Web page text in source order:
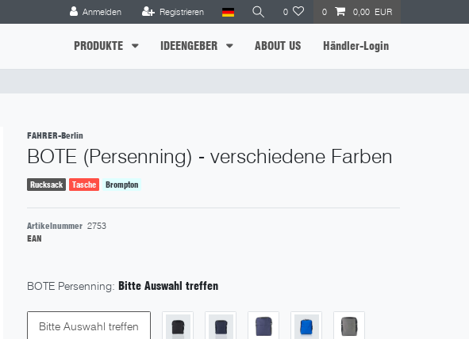
Anmelden Registrieren 0 0 0,00 EUR
PRODUKTE IDEENGEBER ABOUT US Händler-Login
FAHRER-Berlin
BOTE (Persenning) - verschiedene Farben
Rucksack Tasche Brompton
Artikelnummer 2753
EAN
BOTE Persenning: Bitte Auswahl treffen
Bitte Auswahl treffen